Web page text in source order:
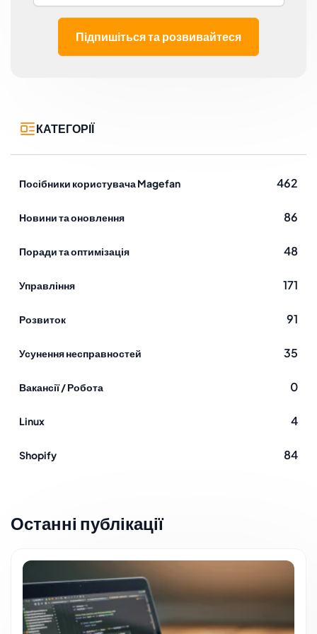
ваш вебсайт був недоступний під час розгортання,
спробуйте ці . Після встановлення розширення
Підпишіться та розвивайтеся
КАТЕГОРІЇ
Посібники користувача Magefan 462
Новини та оновлення 86
Поради та оптимізація 48
Управління 171
Розвиток 91
Усунення несправностей 35
Вакансії / Робота 0
Linux 4
Shopify 84
Останні публікації